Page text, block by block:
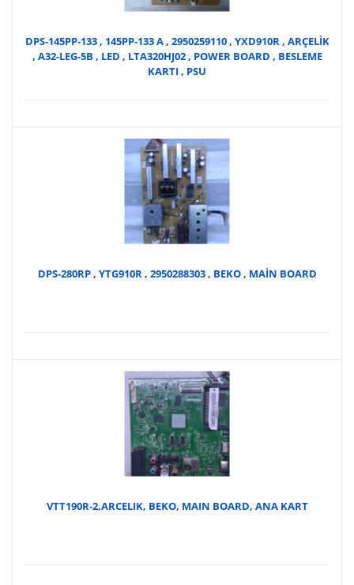
DPS-145PP-133 , 145PP-133 A , 2950259110 , YXD910R , ARÇELİK
, A32-LEG-5B , LED , LTA320HJ02 , POWER BOARD , BESLEME
KARTI , PSU
DPS-280RP , YTG910R , 2950288303 , BEKO , MAİN BOARD
VTT190R-2,ARCELIK, BEKO, MAIN BOARD, ANA KART